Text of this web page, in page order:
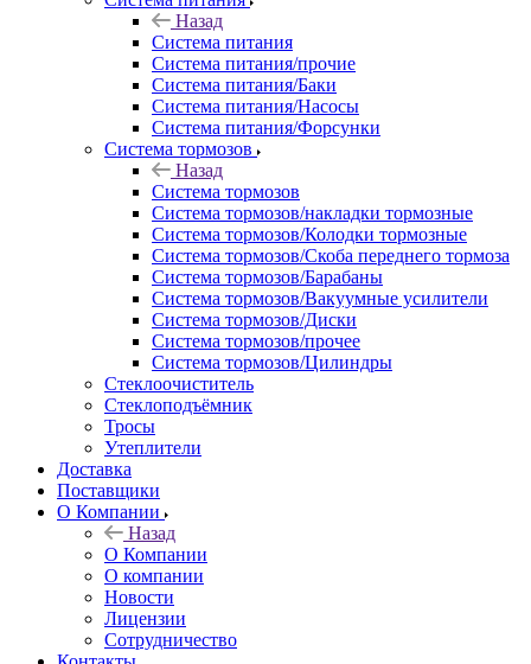
Назад
Система питания
Система питания/прочие
Система питания/Баки
Система питания/Насосы
Система питания/Форсунки
Система тормозов
Назад
Система тормозов
Система тормозов/накладки тормозные
Система тормозов/Колодки тормозные
Система тормозов/Скоба переднего тормоза
Система тормозов/Барабаны
Система тормозов/Вакуумные усилители
Система тормозов/Диски
Система тормозов/прочее
Система тормозов/Цилиндры
Стеклоочиститель
Стеклоподъёмник
Тросы
Утеплители
Доставка
Поставщики
О Компании
Назад
О Компании
О компании
Новости
Лицензии
Сотрудничество